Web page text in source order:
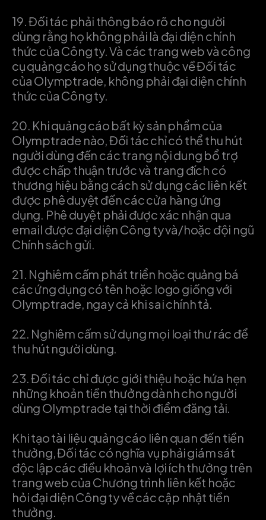
19.Đối tác phải thông báo rõ cho người
dùng rằng họ không phải là đại diện chính
thức của Công ty. Và các trang web và công
cụ quảng cáo họ sử dụng thuộc về Đối tác
của Olymptrade, không phải đại diện chính
thức của Công ty.
20. Khi quảng cáo bất kỳ sản phẩm của
Olymptrade nào, Đối tác chỉ có thể thu hút
người dùng đến các trang nội dung bổ trợ
được chấp thuận trước và trang đích có
thương hiệu bằng cách sử dụng các liên kết
được phê duyệt đến các cửa hàng ứng
dụng. Phê duyệt phải được xác nhận qua
email được đại diện Công ty và/hoặc đội ngũ
Chính sách gửi.
21. Nghiêm cấm phát triển hoặc quảng bá
các ứng dụng có tên hoặc logo giống với
Olymptrade, ngay cả khi sai chính tả.
22. Nghiêm cấm sử dụng mọi loại thư rác để
thu hút người dùng.
23.Đối tác chỉ được giới thiệu hoặc hứa hẹn
những khoản tiền thưởng dành cho người
dùng Olymptrade tại thời điểm đăng tải.
Khi tạo tài liệu quảng cáo liên quan đến tiền
thưởng, Đối tác có nghĩa vụ phải giám sát
độc lập các điều khoản và lợi ích thưởng trên
trang web của Chương trình liên kết hoặc
hỏi đại diện Công ty về các cập nhật tiền
thưởng.